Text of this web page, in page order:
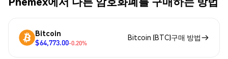
Bitcoin
$64,773.00-0.20%
Bitcoin (BTC)구매 방법